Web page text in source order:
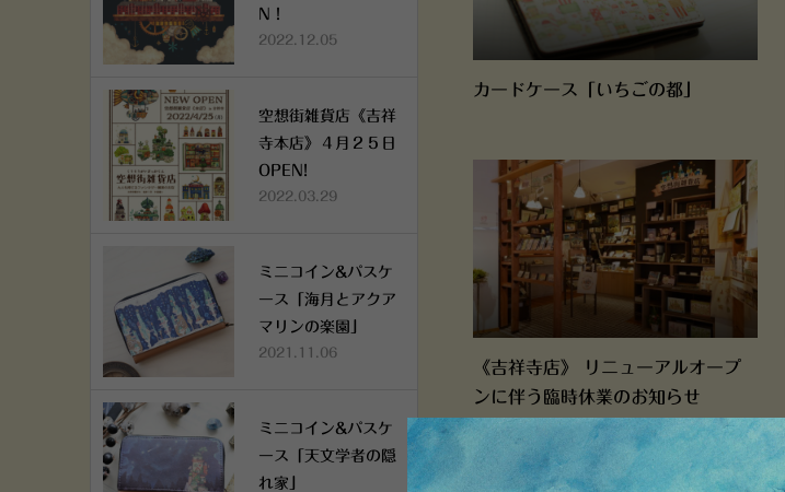
カードケース「いちごの都」
《吉祥寺店》 リニューアルオープ
ンに伴う臨時休業のお知らせ
N！
2022.12.05
空想街雑貨店《吉祥
寺本店》４月２５日
OPEN!
2022.03.29
ミニコイン&パスケ
ース「海月とアクア
マリンの楽園」
2021.11.06
ミニコイン&パスケ
ース「天文学者の隠
れ家」